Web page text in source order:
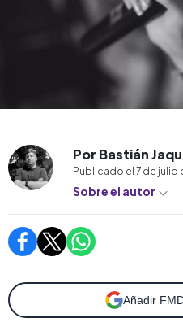
Por Bastián
Publicado el 7 de julio
Sobre el autor
Añadir